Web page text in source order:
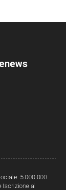
5.000.000
al